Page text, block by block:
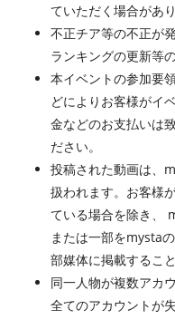
ていただく場合があり
不正チア等の不正が
ランキングの更新等
本イベントの参加要
どによりお客様がイ
金などのお支払いは
ださい。
投稿された動画は、
扱われます。お客様
ている場合を除き、
または一部をmysta
部媒体に掲載するこ
同一人物が複数アカ
全てのアカウントが